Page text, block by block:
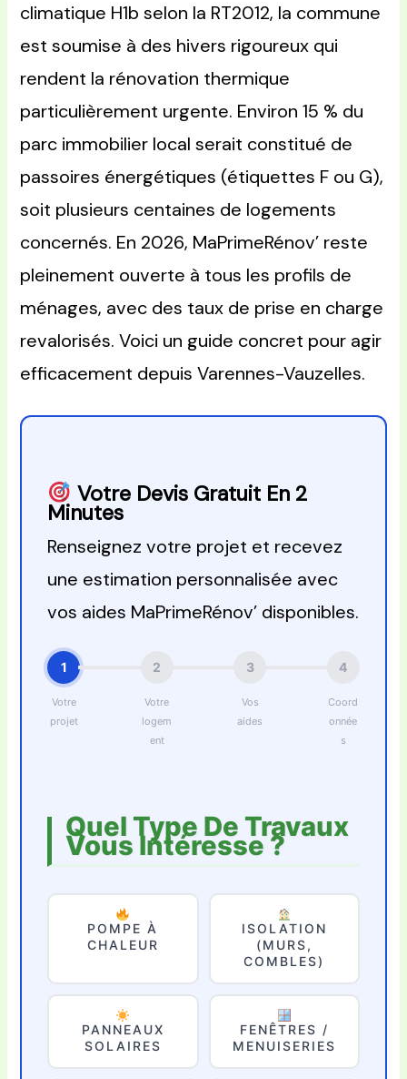
climatique H1b selon la RT2012, la commune
est soumise à des hivers rigoureux qui
rendent la rénovation thermique
particulièrement urgente. Environ 15 % du
parc immobilier local serait constitué de
passoires énergétiques (étiquettes F ou G),
soit plusieurs centaines de logements
concernés. En 2026, MaPrimeRénov’ reste
pleinement ouverte à tous les profils de
ménages, avec des taux de prise en charge
revalorisés. Voici un guide concret pour agir
efficacement depuis Varennes-Vauzelles.
Votre Devis Gratuit En 2
Minutes
Renseignez votre projet et recevez
une estimation personnalisée avec
vos aides MaPrimeRénov’ disponibles.
1 2 3 4
Votre
projet
Votre
logem
ent
Vos
aides
Coord
onnée
s
Quel Type De Travaux
Vous Intéresse ?
POMPE À
CHALEUR
ISOLATION
(MURS,
COMBLES)
PANNEAUX
SOLAIRES
FENÊTRES /
MENUISERIES